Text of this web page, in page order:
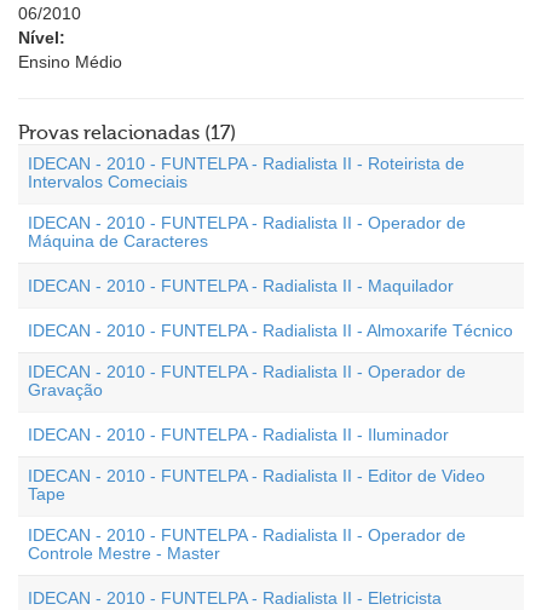
06/2010
Nível:
Ensino Médio
Provas relacionadas (17)
IDECAN - 2010 - FUNTELPA - Radialista II - Roteirista de
Intervalos Comeciais
IDECAN - 2010 - FUNTELPA - Radialista II - Operador de
Máquina de Caracteres
IDECAN - 2010 - FUNTELPA - Radialista II - Maquilador
IDECAN - 2010 - FUNTELPA - Radialista II - Almoxarife Técnico
IDECAN - 2010 - FUNTELPA - Radialista II - Operador de
Gravação
IDECAN - 2010 - FUNTELPA - Radialista II - Iluminador
IDECAN - 2010 - FUNTELPA - Radialista II - Editor de Video
Tape
IDECAN - 2010 - FUNTELPA - Radialista II - Operador de
Controle Mestre - Master
IDECAN - 2010 - FUNTELPA - Radialista II - Eletricista